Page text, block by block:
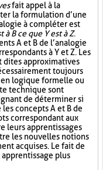
fait appel à la
la formulation d’une
à compléter est
à B ce que Y est à Z.
A et B de l’analogie
à Y et Z. Les
dites approximatives
toujours
logique formelle ou
technique sont
de déterminer si
concepts A et B de
correspondant aux
leurs apprentissages
les nouvelles notions
acquises. Le fait de
plus